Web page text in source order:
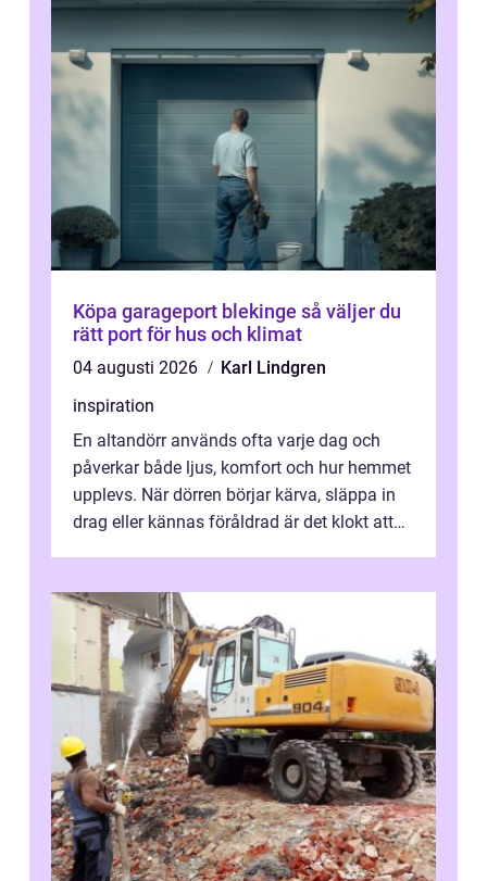
Köpa garageport blekinge så väljer du
rätt port för hus och klimat
04 augusti 2026
Karl Lindgren
inspiration
En altandörr används ofta varje dag och
påverkar både ljus, komfort och hur hemmet
upplevs. När dörren börjar kärva, släppa in
drag eller kännas föråldrad är det klokt att